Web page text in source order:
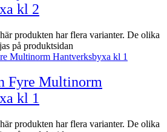
kl 2
produkten har flera varianter. De olika
på produktsidan
Fyre Multinorm
kl 1
produkten har flera varianter. De olika